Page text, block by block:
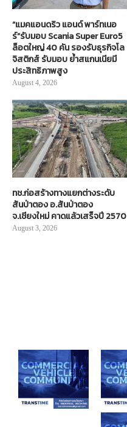
“แมคแอนดริว แอนด์ พาร์ทเนอ
ร์”รับมอบ Scania Super Euro5
ล็อตใหญ่ 40 คัน รองรับธุรกิจโล
จิสติกส์ รับมอบ ย้ำสแกนเนียมี
ประสิทธิภาพสูง
August 4, 2026
ทช.ก่อสร้างทางแยกต่างระดับ
สันป่าตอง อ.สันป่าตอง
จ.เชียงใหม่ คาดแล้วเสร็จปี 2570
August 3, 2026